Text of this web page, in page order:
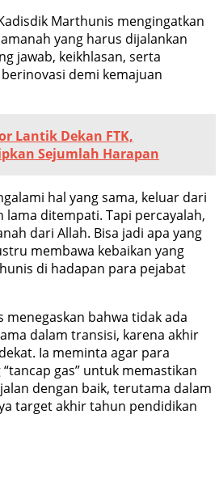
Marthunis mengingatkan
yang harus dijalankan
jawab, keikhlasan, serta
demi kemajuan
Lantik Dekan FTK,
Sejumlah Harapan
hal yang sama, keluar dari
lama ditempati. Tapi percayalah,
dari Allah. Bisa jadi apa yang
membawa kebaikan yang
di hadapan para pejabat
bahwa tidak ada
dalam transisi, karena akhir
Ia meminta agar para
gas” untuk memastikan
dengan baik, terutama dalam
target akhir tahun pendidikan